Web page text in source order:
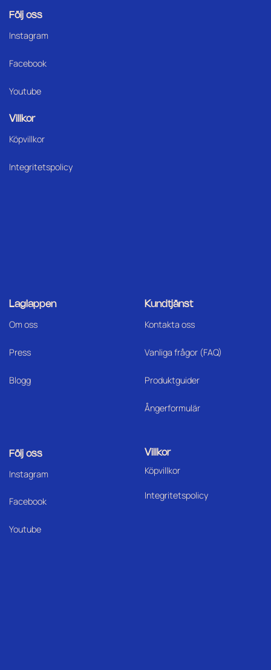
Följ oss
Instagram
Facebook
Youtube
Villkor
Köpvillkor
Integritetspolicy
Laglappen
Om oss
Press
Blogg
Kundtjänst
Kontakta oss
Vanliga frågor (FAQ)
Produktguider
Ångerformulär
Följ oss
Instagram
Facebook
Youtube
Villkor
Köpvillkor
Integritetspolicy